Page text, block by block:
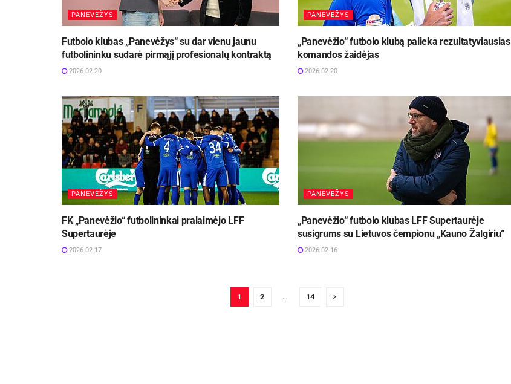
PANEVĖŽYS
Futbolo klubas „Panevėžys“ su dar vienu jaunu
futbolininku sudarė pirmąjį profesionalų kontraktą
2026-02-20
PANEVĖŽYS
„Panevėžio“ futbolo klubą palieka rezultatyviausias
komandos žaidėjas
2026-02-20
PANEVĖŽYS
FK „Panevėžio“ futbolininkai pralaimėjo LFF
Supertaurėje
2026-02-17
PANEVĖŽYS
„Panevėžio“ futbolo klubas LFF Supertaurėje
susigrums su Lietuvos čempionu „Kauno Žalgiriu“
2026-02-16
1 2 … 14